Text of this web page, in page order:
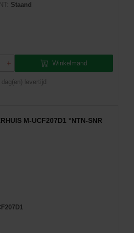
Staand
Winkelmand
dag(en) levertijd
M-UCF207D1 °NTN-SNR